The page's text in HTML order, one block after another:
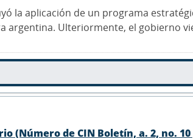
la aplicación de un programa
argentina. Ulteriormente, el gobierno
(Número de CIN Boletín, a. 2, no. 10